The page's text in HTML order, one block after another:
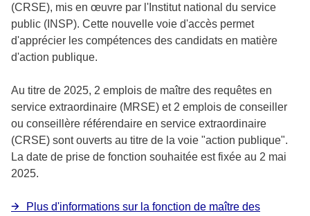
(CRSE), mis en œuvre par l'Institut national du service
public (INSP). Cette nouvelle voie d'accès permet
d'apprécier les compétences des candidats en matière
d'action publique.
Au titre de 2025, 2 emplois de maître des requêtes en
service extraordinaire (MRSE) et 2 emplois de conseiller
ou conseillère référendaire en service extraordinaire
(CRSE) sont ouverts au titre de la voie "action publique".
La date de prise de fonction souhaitée est fixée au 2 mai
2025.
Plus d'informations sur la fonction de maître des